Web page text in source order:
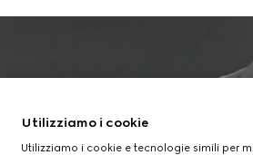
Utilizziamo i cookie
Utilizziamo i cookie e tecnologie simili per